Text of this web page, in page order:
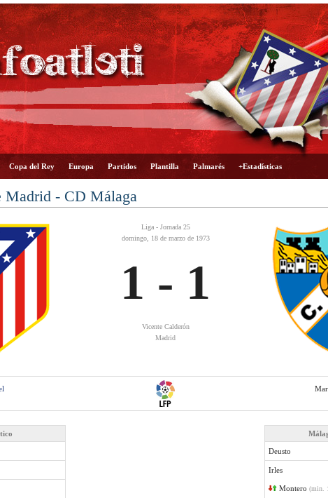
Copa del Rey Europa Partidos Plantilla Palmarés +Estadísticas
Madrid - CD Málaga
Liga - Jornada 25
domingo, 18 de marzo de 1973
1 - 1
Vicente Calderón
Madrid
Deusto
Irles
Montero (min.